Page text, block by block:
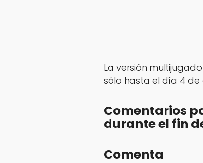
La versión
sólo hasta el día 4 de
Comentarios
durante el fin
Comenta